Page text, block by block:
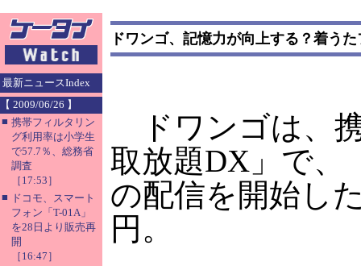
最新ニュースIndex
【 2009/06/26 】
■ 携帯フィルタリン
グ利用率は小学生
で57.7％、総務省
調査
［17:53］
■ ドコモ、スマート
フォン「T-01A」
を28日より販売再
開
［16:47］
ドワンゴ、記憶力が向上する？着う
ドワンゴは、
取放題DX」で、
の配信を開始し
円。